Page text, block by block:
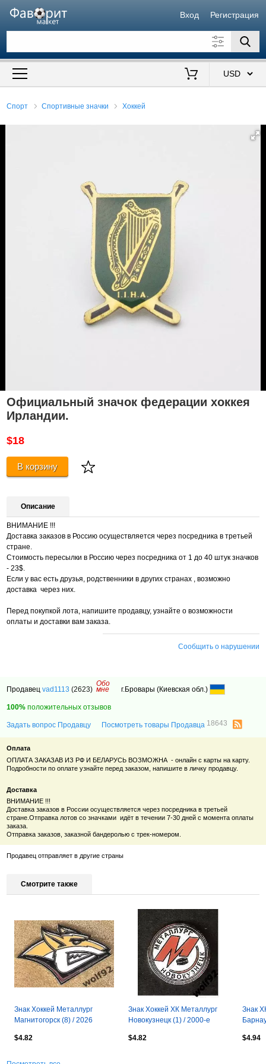
Вход Регистрация
Искать также в описании
Спорт Спортивные значки Хоккей
Официальный значок федерации хоккея
Ирландии.
$18
В корзину
Описание
ВНИМАНИЕ !!!
Доставка заказов в Россию осуществляется через посредника в третьей
стране.
Стоимость пересылки в Россию через посредника от 1 до 40 штук значков
- 23$.
Если у вас есть друзья, родственники в других странах , возможно
доставка через них.
Перед покупкой лота, напишите продавцу, узнайте о возможности
оплаты и доставки вам заказа.
Сообщить о нарушении
Продавецvad1113 (2623)
Обо
мне г.Бровары (Киевская обл.)
100% положительных отзывов
Задать вопрос Продавцу Посмотреть товары Продавца 18643
Оплата
ОПЛАТА ЗАКАЗАВ ИЗ РФ И БЕЛАРУСЬ ВОЗМОЖНА - онлайн с карты на карту.
Подробности по оплате узнайте перед заказом, напишите в личку продавцу.
Доставка
ВНИМАНИЕ !!!
Доставка заказов в России осуществляется через посредника в третьей
стране.Отправка лотов со значками идёт в течении 7-30 дней с момента оплаты
заказа.
Отправка заказов, заказной бандеролью с трек-номером.
Продавец отправляет в другие страны
Смотрите также
Знак Хоккей Металлург
Магнитогорск (8) / 2026
$4.82
Знак Хоккей ХК Металлург
Новокузнецк (1) / 2000-е
$4.82
Знак
$4.94